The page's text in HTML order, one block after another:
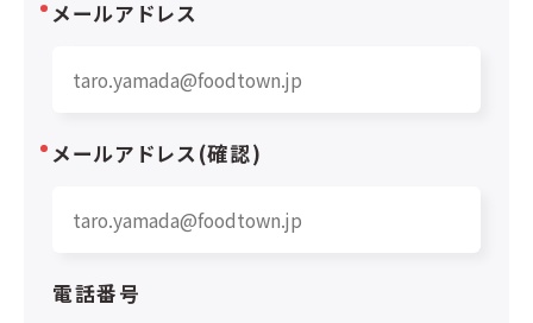
メールアドレス
メールアドレス(確認)
電話番号